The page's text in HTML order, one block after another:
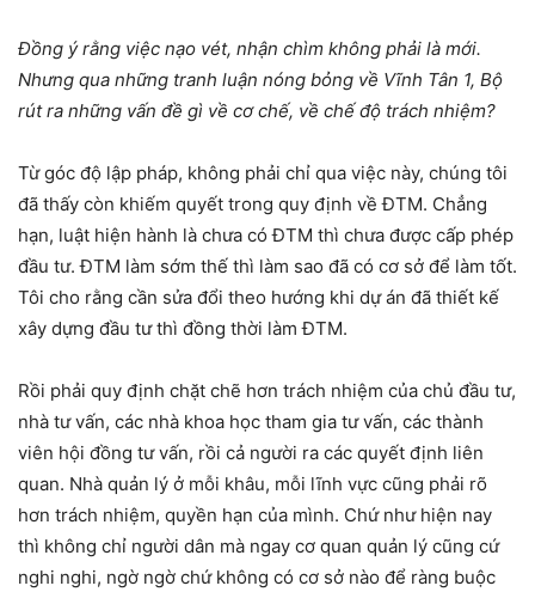
Đồng ý rằng việc nạo vét, nhận chìm không phải là mới.
Nhưng qua những tranh luận nóng bỏng về Vĩnh Tân 1, Bộ
rút ra những vấn đề gì về cơ chế, về chế độ trách nhiệm?
Từ góc độ lập pháp, không phải chỉ qua việc này, chúng tôi
đã thấy còn khiếm quyết trong quy định về ĐTM. Chẳng
hạn, luật hiện hành là chưa có ĐTM thì chưa được cấp phép
đầu tư. ĐTM làm sớm thế thì làm sao đã có cơ sở để làm tốt.
Tôi cho rằng cần sửa đổi theo hướng khi dự án đã thiết kế
xây dựng đầu tư thì đồng thời làm ĐTM.
Rồi phải quy định chặt chẽ hơn trách nhiệm của chủ đầu tư,
nhà tư vấn, các nhà khoa học tham gia tư vấn, các thành
viên hội đồng tư vấn, rồi cả người ra các quyết định liên
quan. Nhà quản lý ở mỗi khâu, mỗi lĩnh vực cũng phải rõ
hơn trách nhiệm, quyền hạn của mình. Chứ như hiện nay
thì không chỉ người dân mà ngay cơ quan quản lý cũng cứ
nghi nghi, ngờ ngờ chứ không có cơ sở nào để ràng buộc